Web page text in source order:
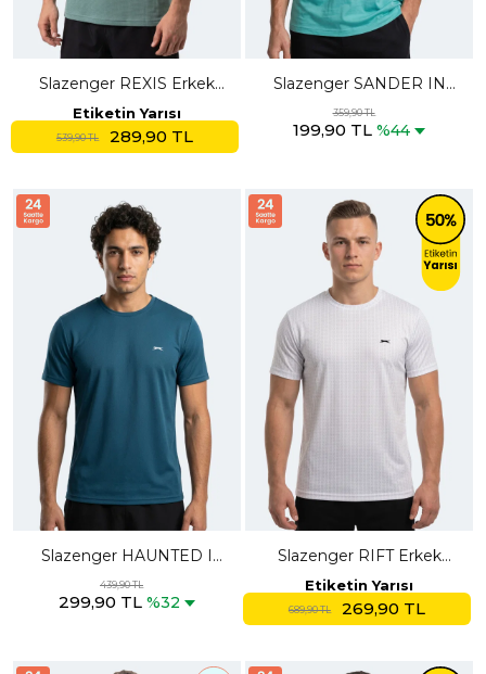
Slazenger REXIS Erkek
Kolsuz Su Yeşili Tişört
Etiketin Yarısı
539,90 TL 289,90 TL
Slazenger SANDER IN
Erkek Koyu Yeşil Tişört
359,90 TL
199,90 TL %44
Slazenger HAUNTED I
Erkek Petrol Tişört
439,90 TL
299,90 TL %32
Slazenger RIFT Erkek
Beyaz Tişört
Etiketin Yarısı
689,90 TL 269,90 TL